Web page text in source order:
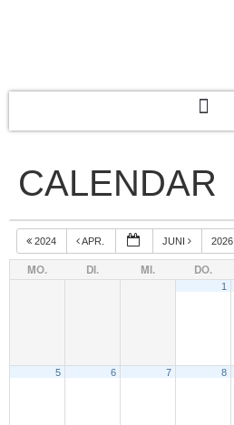
CALENDAR
2024 APR. JUNI 2026
MO. DI. MI. DO.
1
5 6 7 8